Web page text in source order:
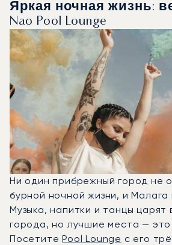
Яркая ночная жизнь:
Nao Pool Lounge
Ни один прибрежный город не
бурной ночной жизни, и
Музыка, напитки и танцы царят
города, но лучшие места —
ПосетитеPool Lounge с его